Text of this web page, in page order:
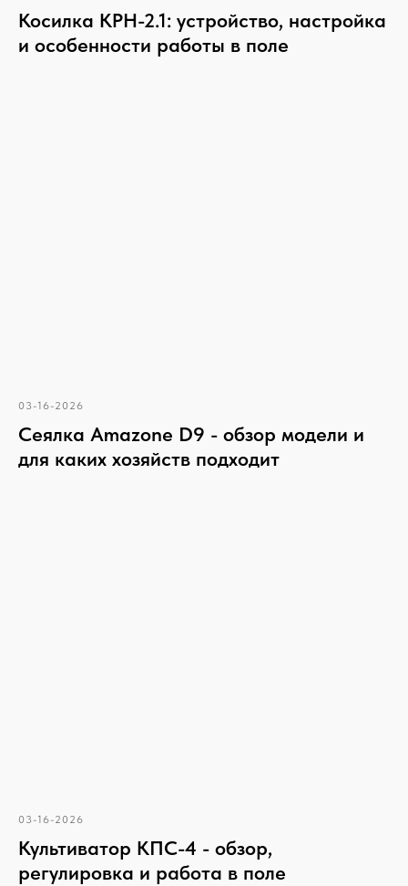
Косилка КРН-2.1: устройство, настройка
и особенности работы в поле
03-16-2026
Сеялка Amazone D9 - обзор модели и
для каких хозяйств подходит
03-16-2026
Культиватор КПС-4 - обзор,
регулировка и работа в поле